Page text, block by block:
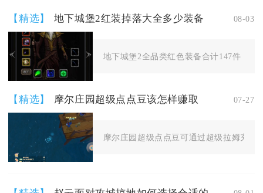
【精选】 地下城堡2红装掉落大全多少装备 08-03
地下城堡2全品类红色装备合计147件，划
【精选】 摩尔庄园超级点点豆该怎样赚取 07-27
摩尔庄园超级点点豆可通过超级拉姆充值